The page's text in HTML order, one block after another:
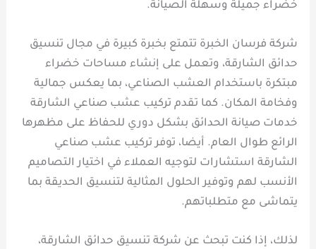
خضراء جميلة وسهلة الصيانة.
شركة فرسان الخبرة تتمتع بخبرة كبيرة في مجال تنسيق
حدائق الشارقة، وتعمل على إنشاء مساحات خضراء
مبتكرة باستخدام العشب الصناعي، بما يعكس جمالية
وفخامة المكان. كما تقدم تركيب عشب صناعي الشارقة
خدمات صيانة الحدائق بشكل دوري للحفاظ على مظهرها
الرائع طوال العام. أيضا، توفر تركيب عشب صناعي
الشارقة استشارات لتوجيه العملاء في اختيار التصاميم
الأنسب لهم وتوفير الحلول المثالية لتنسيق الحديقة بما
يتماشى مع متطلباتهم.
لذلك، إذا كنت تبحث عن شركة تنسيق حدائق الشارقة،